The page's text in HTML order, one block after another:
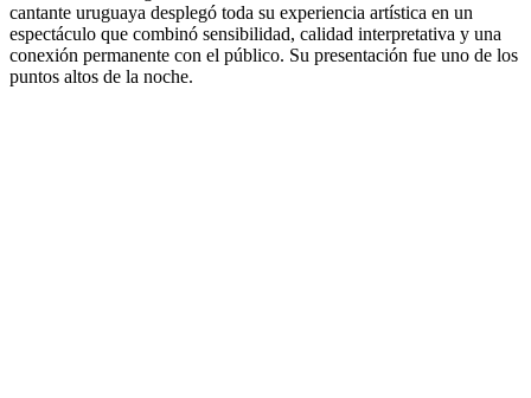
cantante uruguaya desplegó toda su experiencia artística en un
espectáculo que combinó sensibilidad, calidad interpretativa y una
conexión permanente con el público. Su presentación fue uno de los
puntos altos de la noche.